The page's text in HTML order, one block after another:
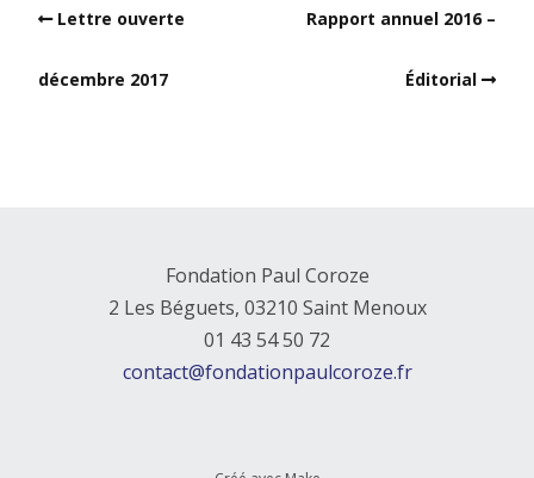
Lettre ouverte
décembre 2017
Rapport annuel 2016 –
Éditorial
Fondation Paul Coroze
2 Les Béguets, 03210 Saint Menoux
01 43 54 50 72
contact@fondationpaulcoroze.fr